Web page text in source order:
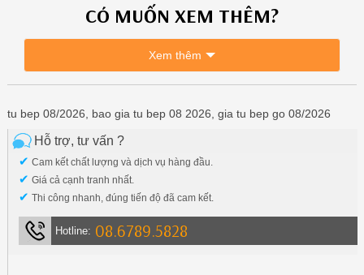
CÓ MUỐN XEM THÊM?
Xem thêm
tu bep 08/2026, bao gia tu bep 08 2026, gia tu bep go 08/2026
Hỗ trợ, tư vấn ?
✔ Cam kết chất lượng và dịch vụ hàng đầu.
✔ Giá cả cạnh tranh nhất.
✔ Thi công nhanh, đúng tiến độ đã cam kết.
Hotline: 08.6789.5828